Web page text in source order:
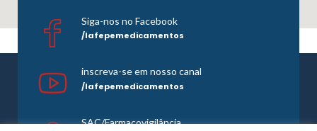
Siga-nos no Facebook
/lafepemedicamentos
inscreva-se em nosso canal
/lafepemedicamentos
SAC/Farmacovigilância